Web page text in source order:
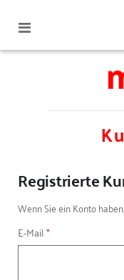
Navigation
Registrierte
Wenn Sie ein Konto
E-Mail